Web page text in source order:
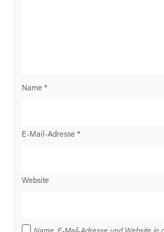
Name *
E-Mail-Adresse *
Website